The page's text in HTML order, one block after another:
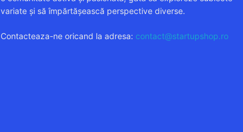
variate și să împărtășească perspective diverse.
Contacteaza-ne oricand la adresa: contact@startupshop.ro